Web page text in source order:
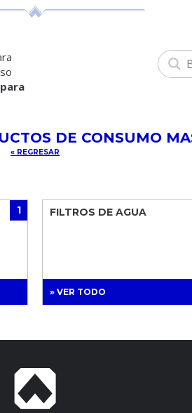
DE CONSUMO
« REGRESAR
1 FILTROS DE AGUA
» VER TODO